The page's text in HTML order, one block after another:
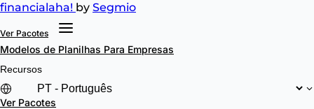
financialaha! by Segmio
Ver Pacotes
Modelos de Planilhas Para Empresas
Recursos
Ver Pacotes